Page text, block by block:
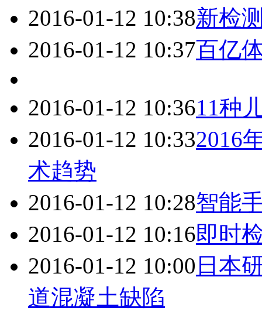
2016-01-12 10:38新检
2016-01-12 10:37百亿
2016-01-12 10:3611种
2016-01-12 10:332016
术趋势
2016-01-12 10:28智能
2016-01-12 10:16即时
2016-01-12 10:00 日本
道混凝土缺陷